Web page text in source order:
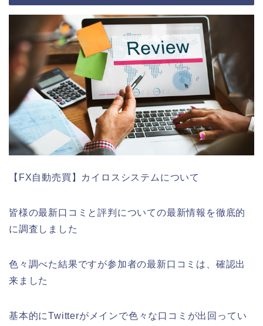
【FX自動売買】カイロスシステムについて
皆様の最新口コミと評判についての最新情報を徹底的
に調査しました
色々調べた結果ですが参加者の最新口コミは、確認出
来ました
基本的にTwitterがメインで色々な口コミが出回ってい